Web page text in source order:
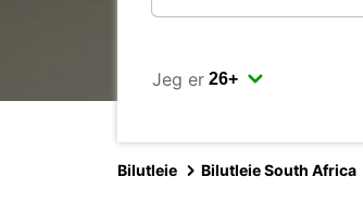
Jeg er
Bilutleie Bilutleie South Africa